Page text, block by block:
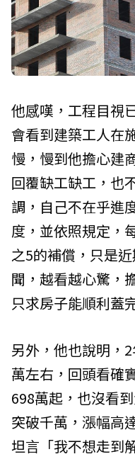
他感嘆，工程目視
會看到建築工人在
慢，慢到他擔心建
回覆缺工缺工，也
調，自己不在乎進
度，並依照規定，
之5的補償，只是
聞，越看越心驚，
只求房子能順利蓋
另外，他也說明，
萬左右，回頭看確
698萬起，也沒看
突破千萬，漲幅高
坦言「我不想走到